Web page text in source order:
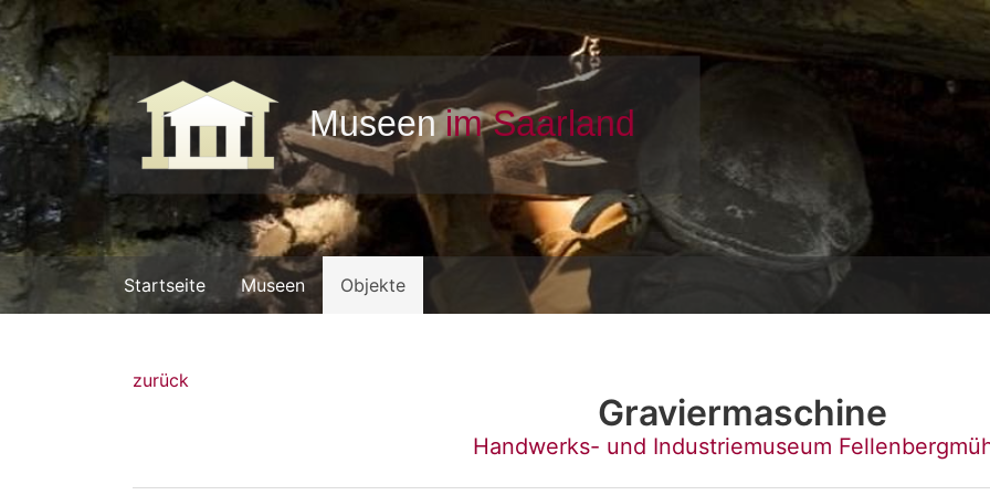
Startseite Museen Objekte
zurück
Graviermaschine
Handwerks- und Industriemuseum